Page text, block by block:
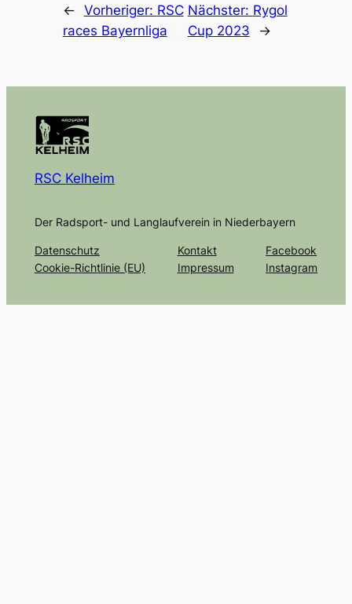
← Vorheriger: RSC
races Bayernliga
Nächster: Rygol
Cup 2023
→
RSC Kelheim
Der Radsport- und Langlaufverein in Niederbayern
Datenschutz
Cookie-Richtlinie (EU)
Kontakt
Impressum
Facebook
Instagram